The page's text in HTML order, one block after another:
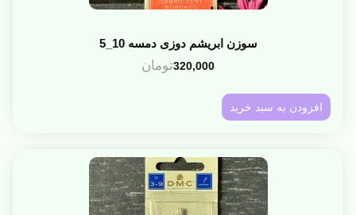
سوزن ابریشم دوزی دمسه 10_5
320,000تومان
افزودن به سبد خرید